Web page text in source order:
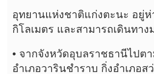
อุทยานแห่งชาติแก่งตะนะ อยู่
กิโลเมตร และสามารถเดินทาง
• จากจังหวัดอุบลราชธานีไปต
อำเภอวารินชำราบ กิ่งอำเภอส